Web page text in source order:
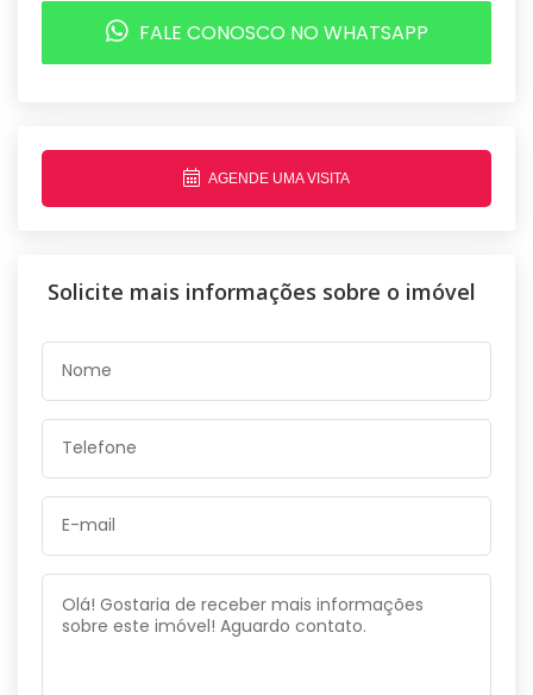
FALE CONOSCO NO WHATSAPP
AGENDE UMA VISITA
Solicite mais informações sobre o imóvel